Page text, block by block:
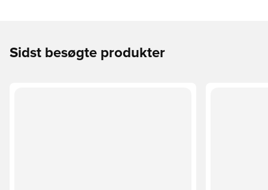
Sidst besøgte produkter